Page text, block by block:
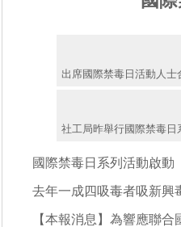
出席國際禁毒日活動人士
社工局昨舉行國際禁毒日
國際禁毒日系列活動啟動
去年一成四吸毒者吸新興
【本報消息】為響應聯合